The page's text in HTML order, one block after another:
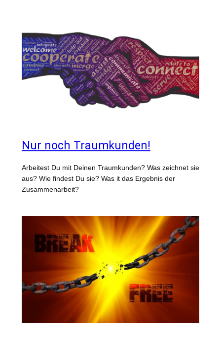
Nur noch Traumkunden!
Arbeitest Du mit Deinen Traumkunden? Was zeichnet sie
aus? Wie findest Du sie? Was it das Ergebnis der
Zusammenarbeit?